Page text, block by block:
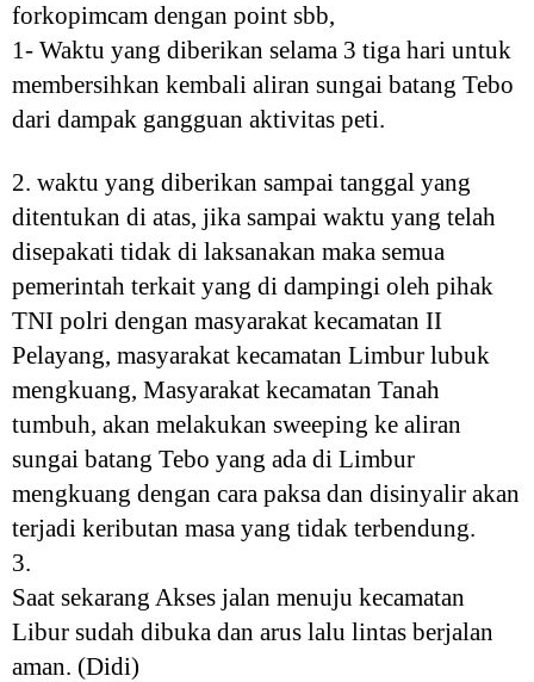
forkopimcam dengan point sbb,
1- Waktu yang diberikan selama 3 tiga hari untuk
membersihkan kembali aliran sungai batang Tebo
dari dampak gangguan aktivitas peti.
2. waktu yang diberikan sampai tanggal yang
ditentukan di atas, jika sampai waktu yang telah
disepakati tidak di laksanakan maka semua
pemerintah terkait yang di dampingi oleh pihak
TNI polri dengan masyarakat kecamatan II
Pelayang, masyarakat kecamatan Limbur lubuk
mengkuang, Masyarakat kecamatan Tanah
tumbuh, akan melakukan sweeping ke aliran
sungai batang Tebo yang ada di Limbur
mengkuang dengan cara paksa dan disinyalir akan
terjadi keributan masa yang tidak terbendung.
3.
Saat sekarang Akses jalan menuju kecamatan
Libur sudah dibuka dan arus lalu lintas berjalan
aman. (Didi)